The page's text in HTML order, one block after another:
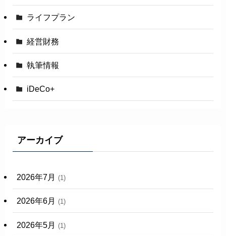
ライフプラン
経営財務
執筆情報
iDeCo+
アーカイブ
2026年7月 (1)
2026年6月 (1)
2026年5月 (1)